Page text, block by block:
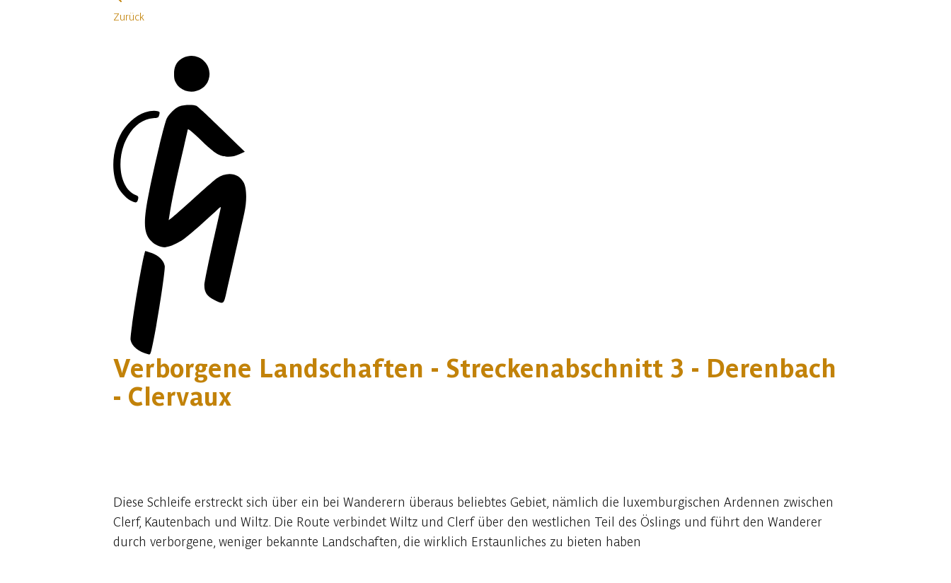
Zurück
Verborgene Landschaften - Streckenabschnitt 3 - Derenbach
- Clervaux
Diese Schleife erstreckt sich über ein bei Wanderern überaus beliebtes Gebiet, nämlich die luxemburgischen Ardennen zwischen
Clerf, Kautenbach und Wiltz. Die Route verbindet Wiltz und Clerf über den westlichen Teil des Öslings und führt den Wanderer
durch verborgene, weniger bekannte Landschaften, die wirklich Erstaunliches zu bieten haben